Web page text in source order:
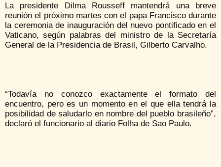
La presidente Dilma Rousseff mantendrá una breve
reunión el próximo martes con el papa Francisco durante
la ceremonia de inauguración del nuevo pontificado en el
Vaticano, según palabras del ministro de la Secretaría
General de la Presidencia de Brasil, Gilberto Carvalho.
“Todavía no conozco exactamente el formato del
encuentro, pero es un momento en el que ella tendrá la
posibilidad de saludarlo en nombre del pueblo brasileño”,
declaró el funcionario al diario Folha de Sao Paulo.